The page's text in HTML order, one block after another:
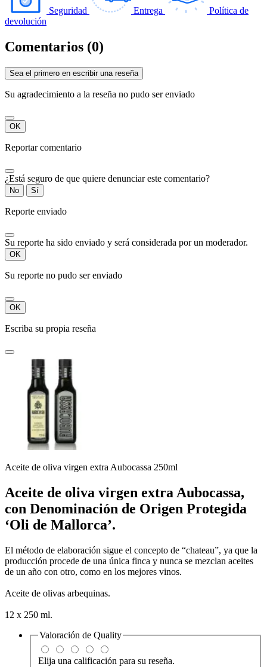
Seguridad Entrega
Política de
devolución
Comentarios (0)
Sea el primero en escribir una reseña
Su agradecimiento a la reseña no pudo ser enviado
OK
Reportar comentario
¿Está seguro de que quiere denunciar este comentario?
No Sí
Reporte enviado
Su reporte ha sido enviado y será considerada por un moderador.
OK
Su reporte no pudo ser enviado
OK
Escriba su propia reseña
Aceite de oliva virgen extra Aubocassa 250ml
Aceite de oliva virgen extra Aubocassa,
con Denominación de Origen Protegida
‘Oli de Mallorca’.
El método de elaboración sigue el concepto de “chateau”, ya que la
producción procede de una única finca y nunca se mezclan aceites
de un año con otro, como en los mejores vinos.
Aceite de olivas arbequinas.
12 x 250 ml.
Valoración de Quality
Elija una calificación para su reseña.